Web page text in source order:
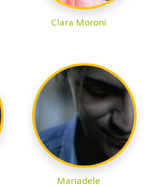
Clara Moroni
Mariadele